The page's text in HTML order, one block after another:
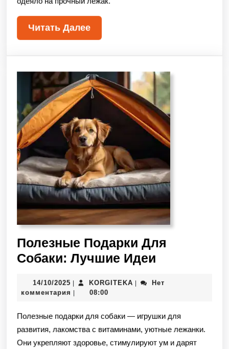
Читать Далее
Полезные Подарки Для
Собаки: Лучшие Идеи
14/10/2025 | KORGITEKA |
Нет
комментария | 08:00
Полезные подарки для собаки — игрушки для
развития, лакомства с витаминами, уютные лежанки.
Они укрепляют здоровье, стимулируют ум и дарят